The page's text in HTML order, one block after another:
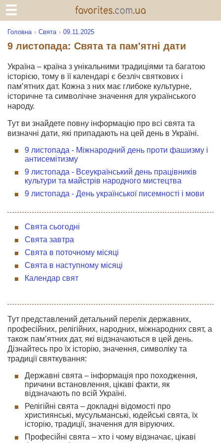
Головна Свята 09.11.2025
9 листопада: Свята та пам'ятні дати
Україна – країна з унікальними традиціями та багатою
історією, тому в її календарі є безліч святкових і
пам’ятних дат. Кожна з них має глибоке культурне,
історичне та символічне значення для українського
народу.
Тут ви знайдете повну інформацію про всі свята та
визначні дати, які припадають на цей день в Україні.
9 листопада - Міжнародний день проти фашизму і
антисемітизму
9 листопада - Всеукраїнський день працівників
культури та майстрів народного мистецтва
9 листопада - День української писемності і мови
Свята сьогодні
Свята завтра
Свята в поточному місяці
Свята в наступному місяці
Календар свят
Тут представлений детальний перелік державних,
професійних, релігійних, народних, міжнародних свят, а
також пам’ятних дат, які відзначаються в цей день.
Дізнайтесь про їх історію, значення, символіку та
традиції святкування:
Державні свята – інформація про походження,
причини встановлення, цікаві факти, як
відзначають по всій Україні.
Релігійні свята – докладні відомості про
християнські, мусульманські, юдейські свята, їх
історію, традиції, значення для віруючих.
Професійні свята – хто і чому відзначає, цікаві